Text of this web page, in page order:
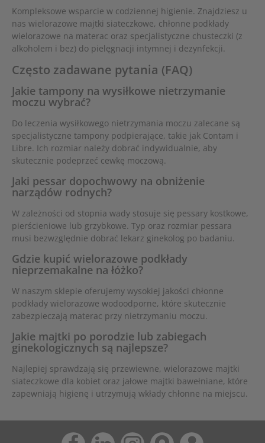
Kompleksowe wsparcie w codziennej higienie. Znajdziesz u
nas wielorazowe majtki siateczkowe, chłonne podkłady
wielorazowe na materac oraz specjalistyczne chusteczki (z
alkoholem i bez) do pielęgnacji intymnej i dezynfekcji.
Często zadawane pytania (FAQ)
Jakie tampony na wysiłkowe nietrzymanie
moczu wybrać?
Do leczenia wysiłkowego nietrzymania moczu zalecane są
specjalistyczne tampony podpierające, takie jak Contam i
Libre. Ich rozmiar należy dobrać indywidualnie, aby
skutecznie podeprzeć cewkę moczową.
Jaki pessar dopochwowy na obniżenie
narządów rodnych?
W zależności od stopnia wady stosuje się pessary kostkowe,
pierścieniowe lub grzybkowe. Typ oraz rozmiar pessara
musi bezwzględnie dobrać lekarz ginekolog po badaniu.
Gdzie kupić wielorazowe podkłady
nieprzemakalne na łóżko?
W naszym sklepie oferujemy wysokiej jakości chłonne
podkłady wielorazowe wodoodporne, które skutecznie
zabezpieczają materac przy nietrzymaniu moczu.
Jakie majtki po porodzie lub zabiegach
ginekologicznych są najlepsze?
Najlepiej sprawdzają się przewiewne, wielorazowe majtki
siateczkowe dla kobiet oraz jałowe majtki bawełniane, które
zapewniają higienę i utrzymują wkłady chłonne na miejscu.